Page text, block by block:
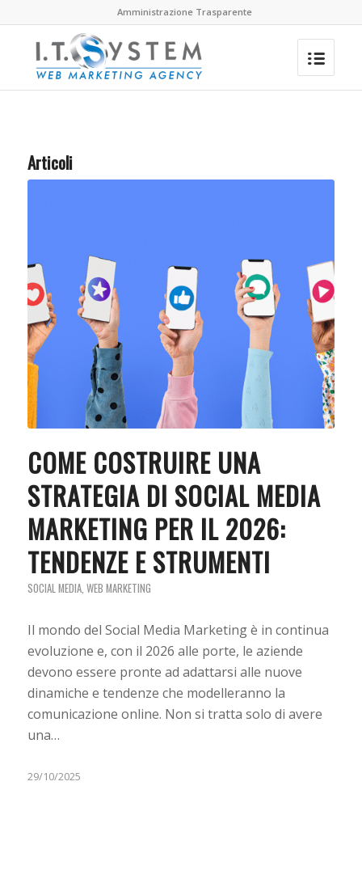
Amministrazione Trasparente
Articoli
COME COSTRUIRE UNA
STRATEGIA DI SOCIAL MEDIA
MARKETING PER IL 2026:
TENDENZE E STRUMENTI
SOCIAL MEDIA, WEB MARKETING
Il mondo del Social Media Marketing è in continua
evoluzione e, con il 2026 alle porte, le aziende
devono essere pronte ad adattarsi alle nuove
dinamiche e tendenze che modelleranno la
comunicazione online. Non si tratta solo di avere
una…
29/10/2025